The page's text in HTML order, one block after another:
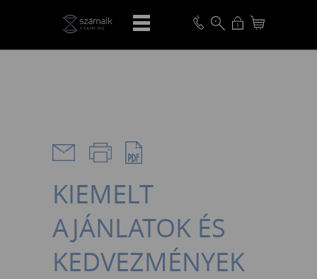
VISSZA
KIEMELT
AJÁNLATOK ÉS
KEDVEZMÉNYEK